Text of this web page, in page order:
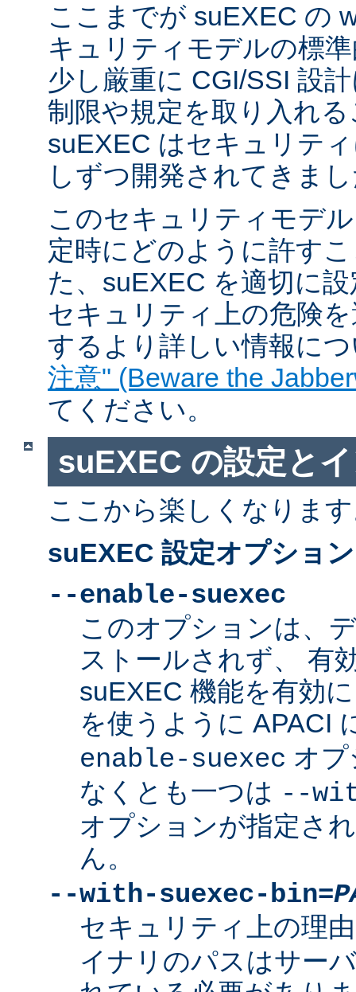
ここまでが suEXEC の
キュリティモデルの標
少し厳重に CGI/SSI 設
制限や規定を取り入れ
suEXEC はセキュリテ
しずつ開発されてきま
このセキュリティモデ
定時にどのように許す
た、suEXEC を適切に
セキュリティ上の危険
するより詳しい情報に
注意" (Beware the
てください。
suEXEC の設定と
ここから楽しくなりま
suEXEC 設定オプション
--enable-suexec
このオプションは、
ストールされず、 有
suEXEC 機能を有効
を使うように APACI
enable-suexec オ
なくとも一つは --
オプションが指定さ
ん。
--with-suexec-bin=
セキュリティ上の理
イナリのパスはサー